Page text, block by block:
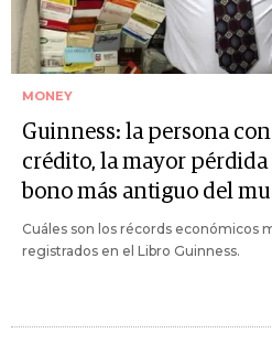
MONEY
Guinness: la persona
crédito, la mayor
bono más antiguo del
Cuáles son los récords económicos
registrados en el Libro Guinness.